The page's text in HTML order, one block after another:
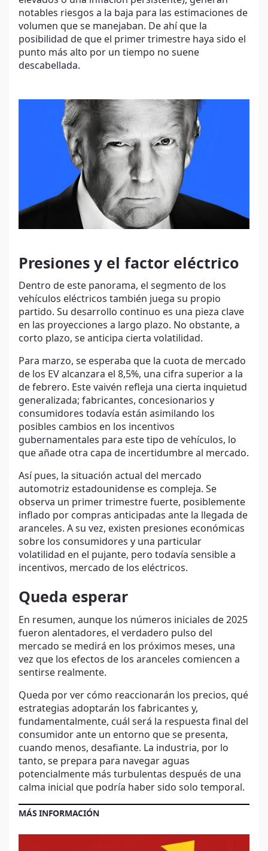
notables riesgos a la baja para las estimaciones de
volumen que se manejaban. De ahí que la
posibilidad de que el primer trimestre haya sido el
punto más alto por un tiempo no suene
descabellada.
Presiones y el factor eléctrico
Dentro de este panorama, el segmento de los
vehículos eléctricos también juega su propio
partido. Su desarrollo continuo es una pieza clave
en las proyecciones a largo plazo. No obstante, a
corto plazo, se anticipa cierta volatilidad.
Para marzo, se esperaba que la cuota de mercado
de los EV alcanzara el 8,5%, una cifra superior a la
de febrero. Este vaivén refleja una cierta inquietud
generalizada; fabricantes, concesionarios y
consumidores todavía están asimilando los
posibles cambios en los incentivos
gubernamentales para este tipo de vehículos, lo
que añade otra capa de incertidumbre al mercado.
Así pues, la situación actual del mercado
automotriz estadounidense es compleja. Se
observa un primer trimestre fuerte, posiblemente
inflado por compras anticipadas ante la llegada de
aranceles. A su vez, existen presiones económicas
sobre los consumidores y una particular
volatilidad en el pujante, pero todavía sensible a
incentivos, mercado de los eléctricos.
Queda esperar
En resumen, aunque los números iniciales de 2025
fueron alentadores, el verdadero pulso del
mercado se medirá en los próximos meses, una
vez que los efectos de los aranceles comiencen a
sentirse realmente.
Queda por ver cómo reaccionarán los precios, qué
estrategias adoptarán los fabricantes y,
fundamentalmente, cuál será la respuesta final del
consumidor ante un entorno que se presenta,
cuando menos, desafiante. La industria, por lo
tanto, se prepara para navegar aguas
potencialmente más turbulentas después de una
calma inicial que podría haber sido solo temporal.
MÁS INFORMACIÓN